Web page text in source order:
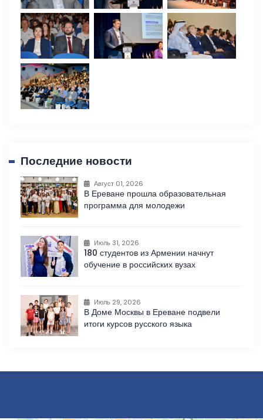
Последние новости
Август 01, 2026
В Ереване прошла образовательная
программа для молодежи
Июль 31, 2026
180 студентов из Армении начнут
обучение в российских вузах
Июль 29, 2026
В Доме Москвы в Ереване подвели
итоги курсов русского языка